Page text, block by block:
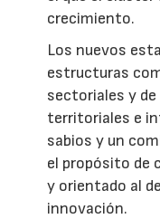
crecimiento.
Los nuevos
estructuras
sectoriales y
territoriales e
sabios y un
el propósito de
y orientado al
innovación.